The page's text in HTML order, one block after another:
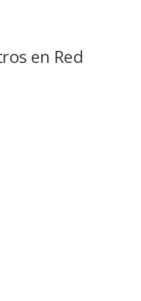
en Red